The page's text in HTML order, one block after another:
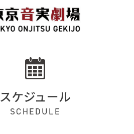
スケジュール
SCHEDULE